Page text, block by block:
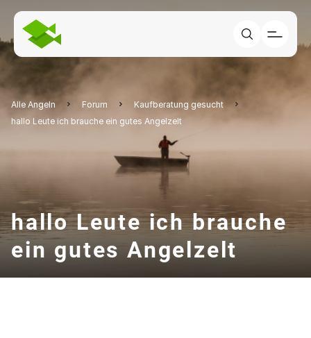
Alle Angeln Forum
Kaufberatung gesucht
hallo Leute ich brauche ein gutes Angelzelt
hallo Leute ich brauche
ein gutes Angelzelt